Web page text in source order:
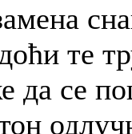
те
да се